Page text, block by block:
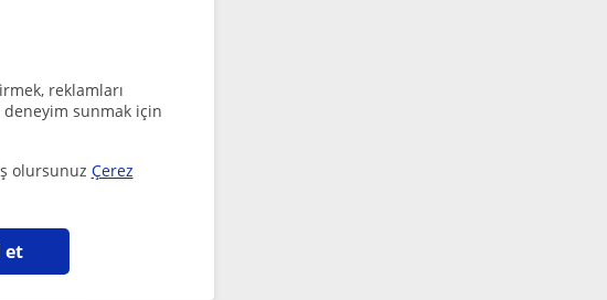
reklamları
sunmak için
olursunuz Çerez
et